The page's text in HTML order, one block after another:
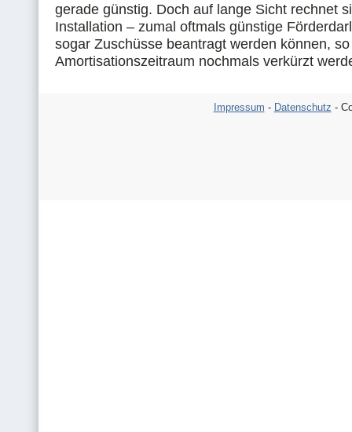
gerade günstig. Doch auf lange Sicht rechnet
Installation – zumal oftmals günstige
sogar Zuschüsse beantragt werden können,
Amortisationszeitraum nochmals verkürzt
Impressum - Datenschutz -